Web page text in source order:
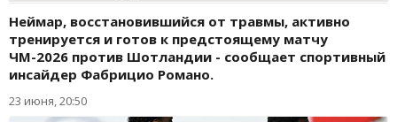
Неймар, восстановившийся от травмы, активно
тренируется и готов к предстоящему матчу
ЧМ-2026 против Шотландии - сообщает спортивный
инсайдер Фабрицио Романо.
23 июня, 20:50